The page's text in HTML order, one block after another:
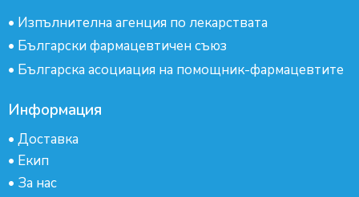
• Изпълнителна агенция по лекарствата
• Български фармацевтичен съюз
• Българска асоциация на помощник-фармацевтите
Информация
• Доставка
• Екип
• За нас